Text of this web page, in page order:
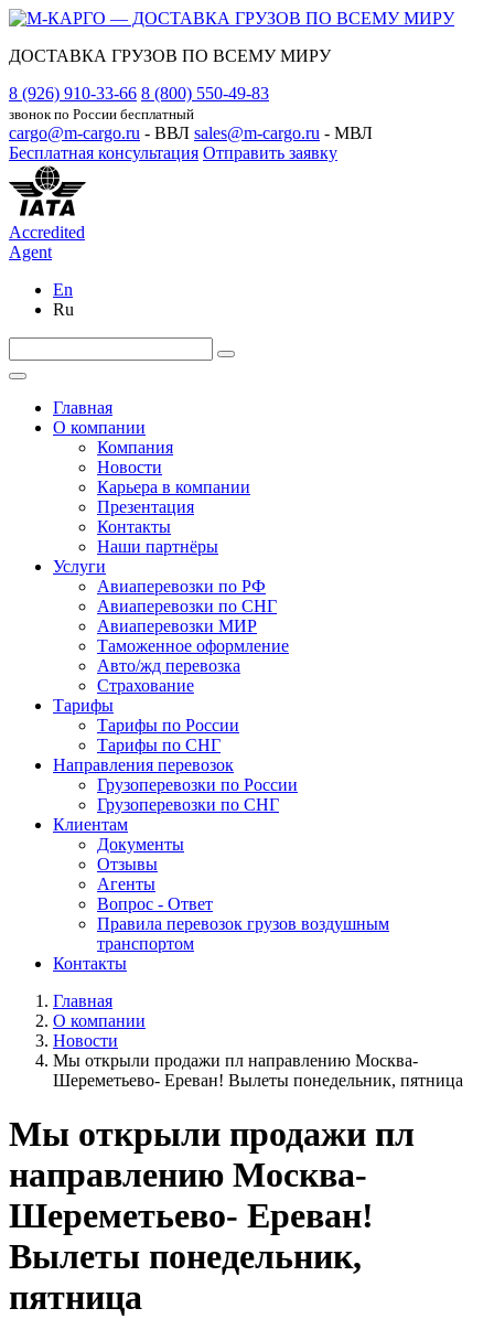
ДОСТАВКА ГРУЗОВ ПО ВСЕМУ МИРУ
8 (926) 910-33-66 8 (800) 550-49-83
звонок по России бесплатный
cargo@m-cargo.ru - ВВЛ sales@m-cargo.ru - МВЛ
Бесплатная консультация Отправить заявку
Accredited
Agent
En
Ru
Главная
О компании
Компания
Новости
Карьера в компании
Презентация
Контакты
Наши партнёры
Услуги
Авиаперевозки по РФ
Авиаперевозки по СНГ
Авиаперевозки МИР
Таможенное оформление
Авто/жд перевозка
Страхование
Тарифы
Тарифы по России
Тарифы по СНГ
Направления перевозок
Грузоперевозки по России
Грузоперевозки по СНГ
Клиентам
Документы
Отзывы
Агенты
Вопрос - Ответ
Правила перевозок грузов воздушным
транспортом
Контакты
Главная
О компании
Новости
Мы открыли продажи пл направлению Москва-
Шереметьево- Ереван! Вылеты понедельник, пятница
Мы открыли продажи пл
направлению Москва-
Шереметьево- Ереван!
Вылеты понедельник,
пятница